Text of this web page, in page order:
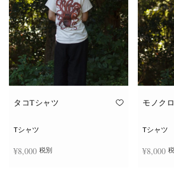
タコTシャツ
Tシャツ
¥8,000 税別
モノク
Tシャツ
¥8,000